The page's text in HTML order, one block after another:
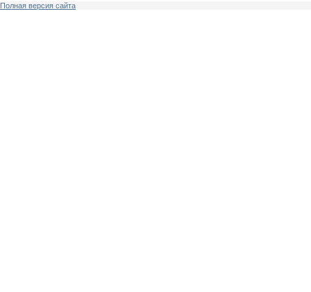
Полная версия сайта